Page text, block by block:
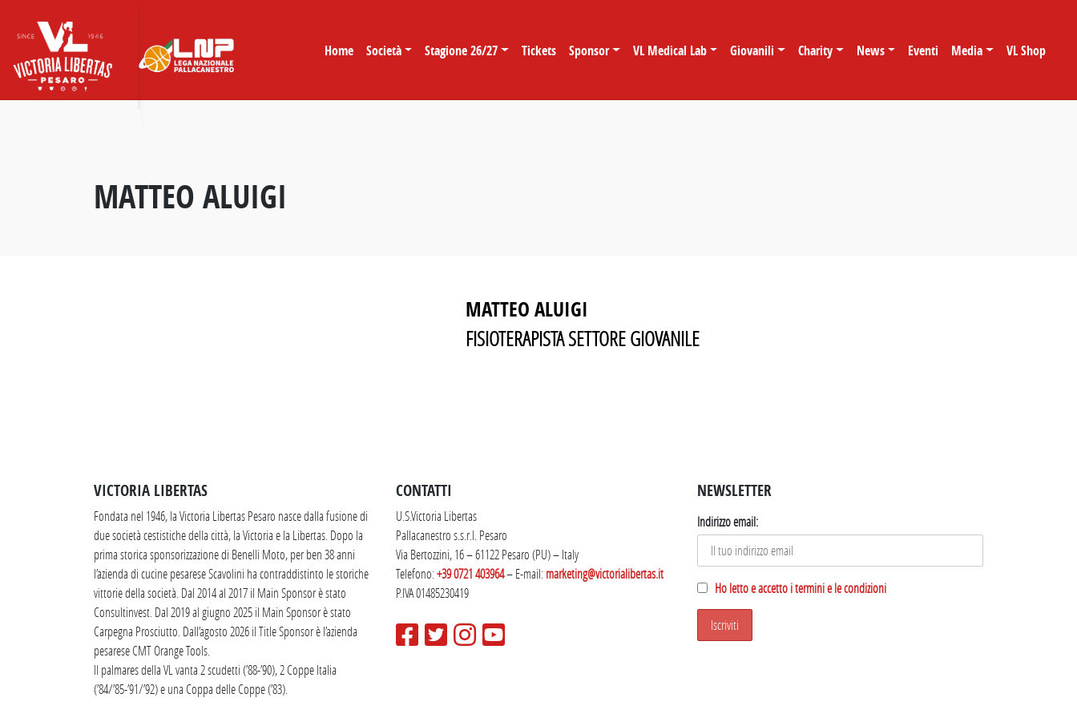
Home Società Stagione 26/27 Tickets Sponsor VL Medical Lab Giovanili Charity News Eventi Media VL Shop
MATTEO ALUIGI
MATTEO ALUIGI
FISIOTERAPISTA SETTORE GIOVANILE
VICTORIA LIBERTAS
Fondata nel 1946, la Victoria Libertas Pesaro nasce dalla fusione di
due società cestistiche della città, la Victoria e la Libertas. Dopo la
prima storica sponsorizzazione di Benelli Moto, per ben 38 anni
l’azienda di cucine pesarese Scavolini ha contraddistinto le storiche
vittorie della società. Dal 2014 al 2017 il Main Sponsor è stato
Consultinvest. Dal 2019 al giugno 2025 il Main Sponsor è stato
Carpegna Prosciutto. Dall’agosto 2026 il Title Sponsor è l’azienda
pesarese CMT Orange Tools.
Il palmares della VL vanta 2 scudetti (’88-’90), 2 Coppe Italia
(’84/’85-’91/’92) e una Coppa delle Coppe (’83).
CONTATTI
U.S.Victoria Libertas
Pallacanestro s.s.r.l. Pesaro
Via Bertozzini, 16 – 61122 Pesaro (PU) – Italy
Telefono:+39 0721 403964– E-mail:marketing@victorialibertas.it
P.IVA 01485230419
NEWSLETTER
Indirizzo email:
Ho letto e accetto i termini e le condizioni